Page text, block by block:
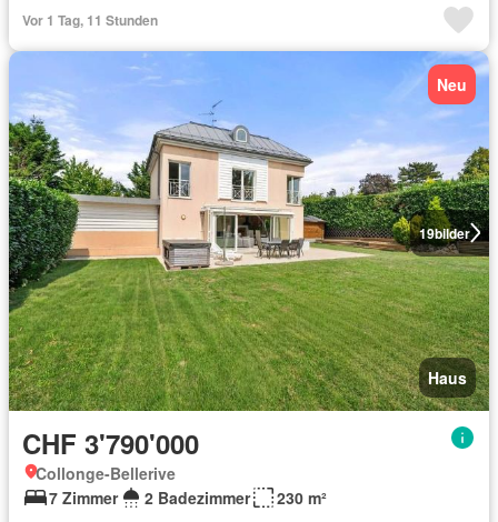
Vor 1 Tag, 11 Stunden
19bilder
Neu
Haus
CHF 3'790'000
Collonge-Bellerive
7 Zimmer
2 Badezimmer 230 m²